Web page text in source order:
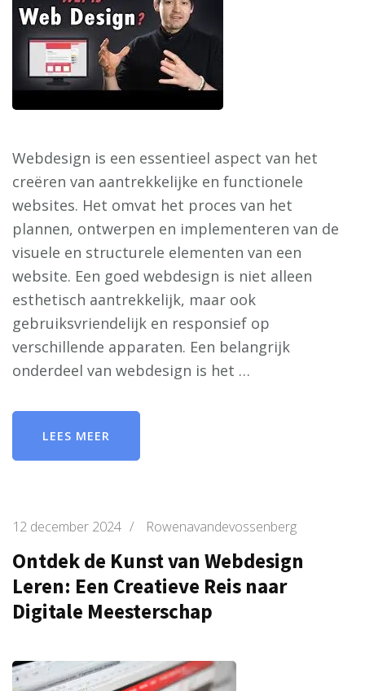
Webdesign is een essentieel aspect van het
creëren van aantrekkelijke en functionele
websites. Het omvat het proces van het
plannen, ontwerpen en implementeren van de
visuele en structurele elementen van een
website. Een goed webdesign is niet alleen
esthetisch aantrekkelijk, maar ook
gebruiksvriendelijk en responsief op
verschillende apparaten. Een belangrijk
onderdeel van webdesign is het …
LEES MEER
12 december 2024 / Rowenavandevossenberg
Ontdek de Kunst van Webdesign
Leren: Een Creatieve Reis naar
Digitale Meesterschap